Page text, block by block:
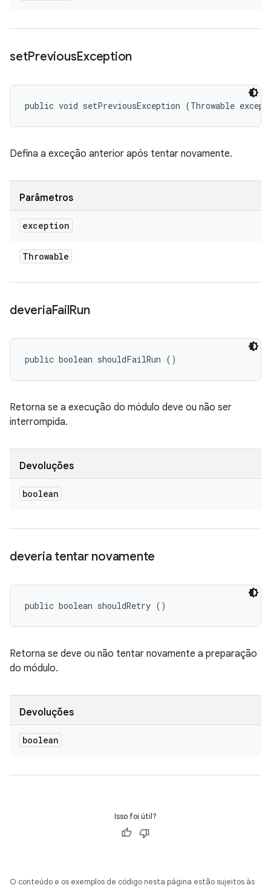
setPreviousException
public void setPreviousException (Throwable
Defina a exceção anterior após tentar novamente.
Parâmetros
exception
Throwable
deveriaFailRun
public boolean shouldFailRun ()
Retorna se a execução do módulo deve ou não ser
interrompida.
Devoluções
boolean
deveria tentar novamente
public boolean shouldRetry ()
Retorna se deve ou não tentar novamente a preparação
do módulo.
Devoluções
boolean
Isso foi útil?
O conteúdo e os exemplos de código nesta página estão sujeitos às